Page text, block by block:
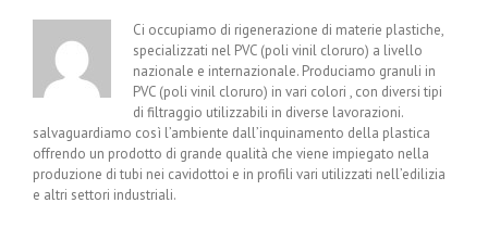
Ci occupiamo di rigenerazione di materie plastiche,
specializzati nel PVC (poli vinil cloruro) a livello
nazionale e internazionale. Produciamo granuli in
PVC (poli vinil cloruro) in vari colori , con diversi tipi
di filtraggio utilizzabili in diverse lavorazioni.
salvaguardiamo così l’ambiente dall’inquinamento della plastica
offrendo un prodotto di grande qualità che viene impiegato nella
produzione di tubi nei cavidottoi e in profili vari utilizzati nell’edilizia
e altri settori industriali.